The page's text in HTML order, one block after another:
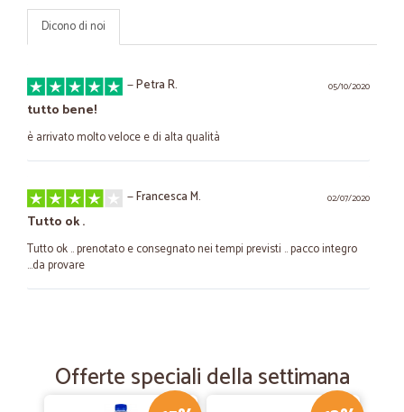
Dicono di noi
05/10/2020
—Petra R.
tutto bene!
è arrivato molto veloce e di alta qualità
02/07/2020
—Francesca M.
Tutto ok .
Tutto ok .. prenotato e consegnato nei tempi previsti .. pacco integro
...da provare
Consegna veloce e precisa
Offerte speciali della settimana